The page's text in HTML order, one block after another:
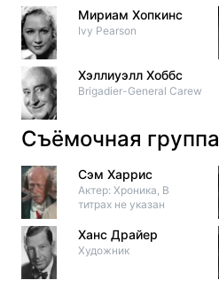
Мириам Хопкинс
Ivy Pearson
Хэллиуэлл Хоббс
Brigadier-General Carew
Съёмочная группа
Сэм Харрис
Актер: Хроника, В
титрах не указан
Ханс Драйер
Художник